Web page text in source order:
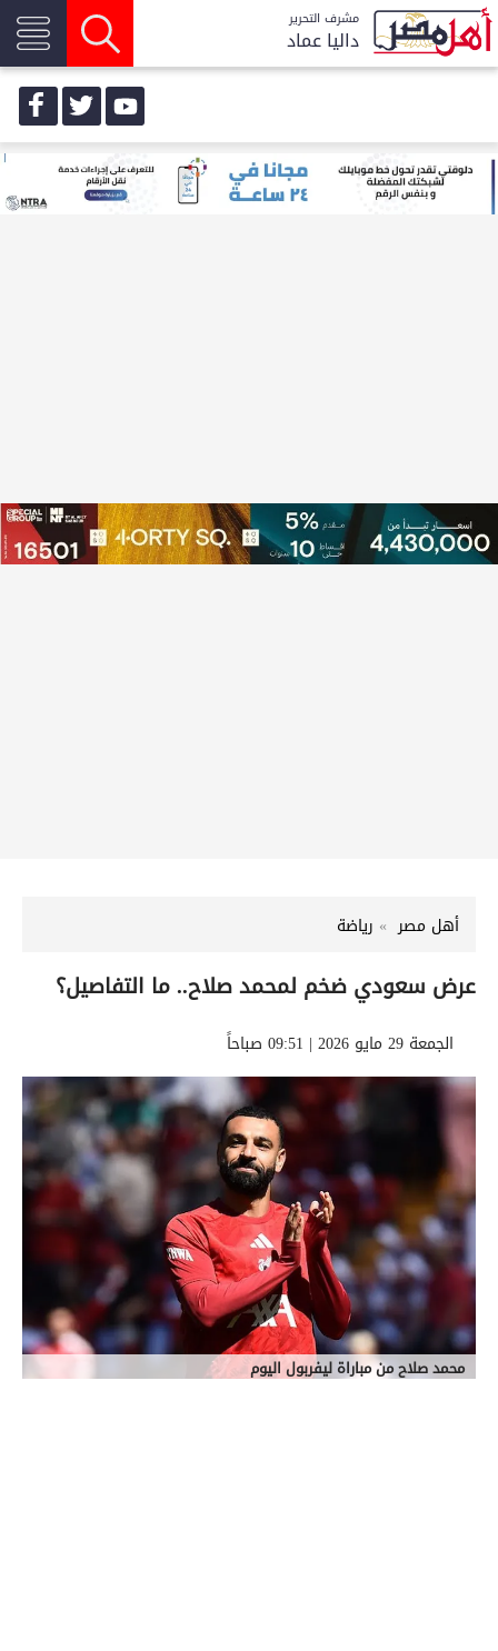
مشرف التحرير
داليا عماد
أهل مصر رياضة
عرض سعودي ضخم لمحمد صلاح.. ما التفاصيل؟
الجمعة 29 مايو 2026 | 09:51 صباحاً
محمد صلاح من مباراة ليفربول اليوم